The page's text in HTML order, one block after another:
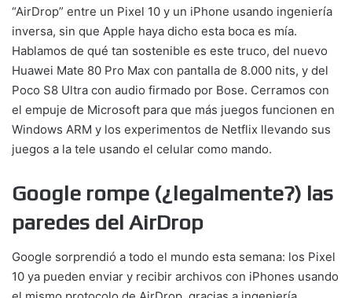
“AirDrop” entre un Pixel 10 y un iPhone usando ingeniería
inversa, sin que Apple haya dicho esta boca es mía.
Hablamos de qué tan sostenible es este truco, del nuevo
Huawei Mate 80 Pro Max con pantalla de 8.000 nits, y del
Poco S8 Ultra con audio firmado por Bose. Cerramos con
el empuje de Microsoft para que más juegos funcionen en
Windows ARM y los experimentos de Netflix llevando sus
juegos a la tele usando el celular como mando.
Google rompe (¿legalmente?) las
paredes del AirDrop
Google sorprendió a todo el mundo esta semana: los Pixel
10 ya pueden enviar y recibir archivos con iPhones usando